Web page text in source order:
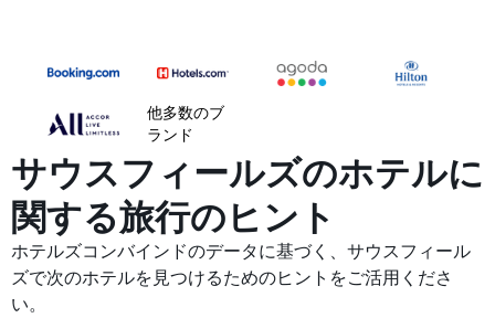
他多数のブ
ランド
サウスフィールズの​ホテルに
関する旅行のヒント
ホテルズコンバインドのデータに基づく、サウスフィール
ズで次のホテルを見つけるためのヒントをご活用くださ
い。